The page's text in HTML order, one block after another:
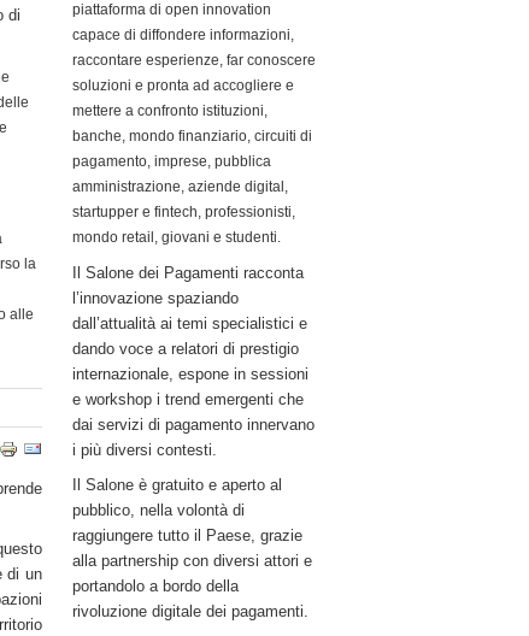
di
la
alle
di un
piattaforma di open innovation
capace di diffondere informazioni,
raccontare esperienze, far conoscere
soluzioni e pronta ad accogliere e
mettere a confronto istituzioni,
banche, mondo finanziario, circuiti di
pagamento, imprese, pubblica
amministrazione, aziende digital,
startupper e fintech, professionisti,
mondo retail, giovani e studenti.
Il Salone dei Pagamenti racconta
l’innovazione spaziando
dall’attualità ai temi specialistici e
dando voce a relatori di prestigio
internazionale, espone in sessioni
e workshop i trend emergenti che
dai servizi di pagamento innervano
i più diversi contesti.
Il Salone è gratuito e aperto al
pubblico, nella volontà di
raggiungere tutto il Paese, grazie
alla partnership con diversi attori e
portandolo a bordo della
rivoluzione digitale dei pagamenti.